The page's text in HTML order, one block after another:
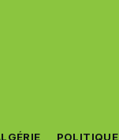
POLITIQUE